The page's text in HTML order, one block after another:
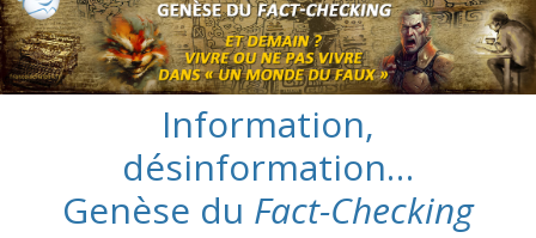
Information,
désinformation…
Genèse du Fact-Checking